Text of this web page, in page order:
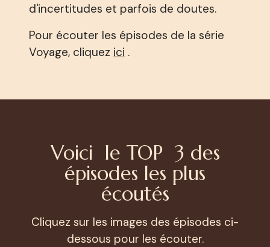
d'incertitudes et parfois de doutes.
Pour écouter les épisodes de la série
Voyage, cliquez ici .
Voici le TOP 3 des
épisodes les plus
écoutés
Cliquez sur les images des épisodes ci-
dessous pour les écouter.